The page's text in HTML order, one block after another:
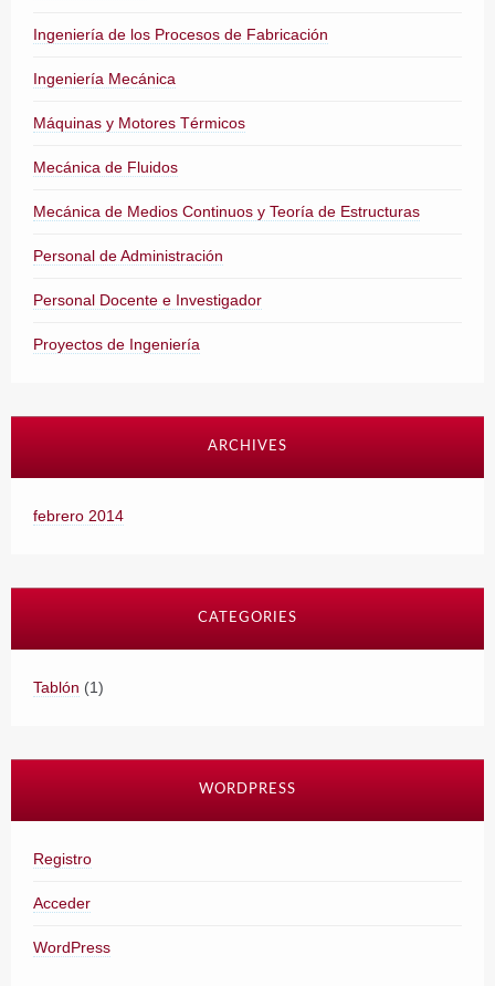
Ingeniería de los Procesos de Fabricación
Ingeniería Mecánica
Máquinas y Motores Térmicos
Mecánica de Fluidos
Mecánica de Medios Continuos y Teoría de Estructuras
Personal de Administración
Personal Docente e Investigador
Proyectos de Ingeniería
ARCHIVES
febrero 2014
CATEGORIES
Tablón (1)
WORDPRESS
Registro
Acceder
WordPress